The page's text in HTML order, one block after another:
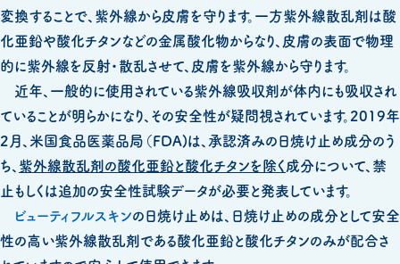
変換することで、紫外線から皮膚を守ります。一方紫外線散乱剤は酸
化亜鉛や酸化チタンなどの金属酸化物からなり、皮膚の表面で物理
的に紫外線を反射・散乱させて、皮膚を紫外線から守ります。
近年、一般的に使用されている紫外線吸収剤が体内にも吸収され
ていることが明らかになり、その安全性が疑問視されています。2019年
2月、米国食品医薬品局（FDA)は、承認済みの日焼け止め成分のう
ち、 紫外線散乱剤の酸化亜鉛と酸化チタンを除く成分について、禁
止もしくは追加の安全性試験データが必要と発表しています。
ビューティフルスキンの日焼け止めは、日焼け止めの成分として安全
性の高い紫外線散乱剤である酸化亜鉛と酸化チタンのみが配合さ